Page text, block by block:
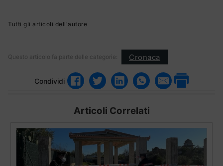
Tutti gli articoli dell'autore
Questo articolo fa parte delle categorie: Cronaca
Condividi
Articoli Correlati